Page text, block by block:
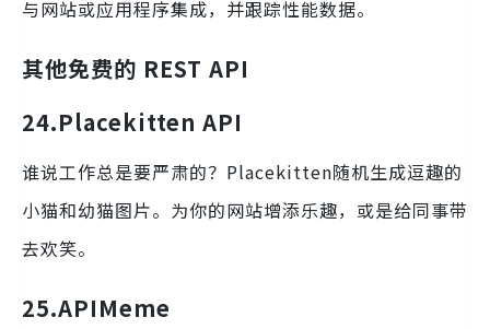
与网站或应用程序集成，并跟踪性能数据。
其他免费的 REST API
24.Placekitten API
谁说工作总是要严肃的？Placekitten随机生成逗趣的
小猫和幼猫图片。为你的网站增添乐趣，或是给同事带
去欢笑。
25.APIMeme